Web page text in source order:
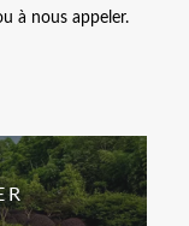
à nous appeler.